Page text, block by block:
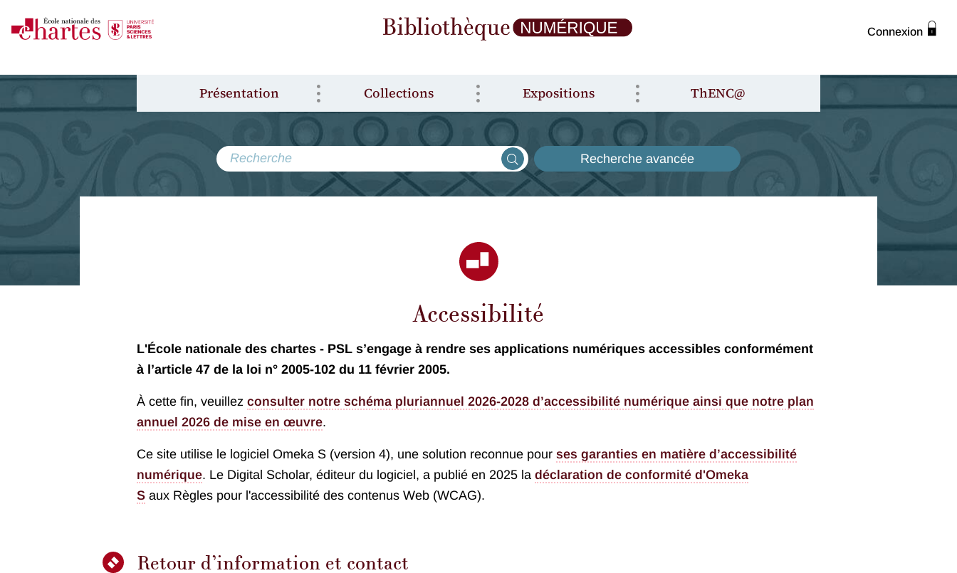
Connexion
Présentation Collections Expositions ThENC@
Recherche avancée
Accessibilité
L'École nationale des chartes - PSL s’engage à rendre ses applications numériques accessibles conformément
à l’article 47 de la loi n° 2005-102 du 11 février 2005.
À cette fin, veuillez consulter notre schéma pluriannuel 2026-2028 d’accessibilité numérique ainsi que notre plan
annuel 2026 de mise en œuvre.
Ce site utilise le logiciel Omeka S (version 4), une solution reconnue pour ses garanties en matière d’accessibilité
numérique. Le Digital Scholar, éditeur du logiciel, a publié en 2025 la déclaration de conformité d'Omeka
S aux Règles pour l'accessibilité des contenus Web (WCAG).
Retour d’information et contact